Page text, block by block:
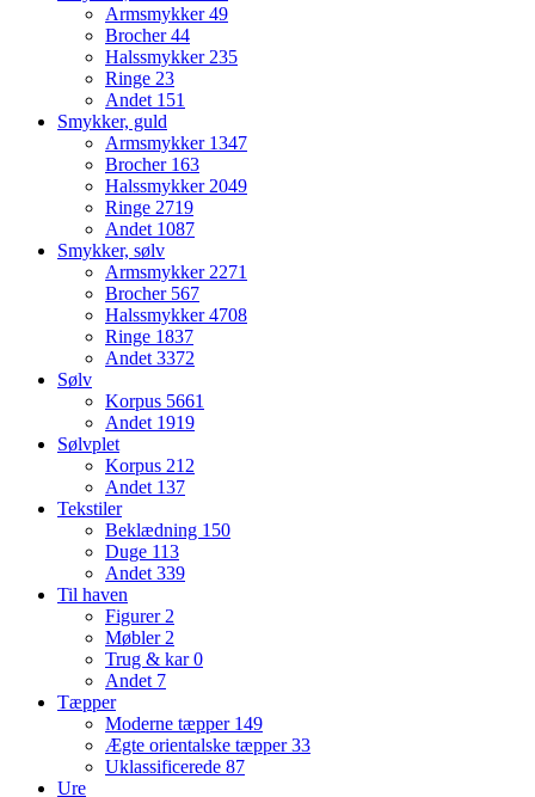
Armsmykker49
Brocher44
Halssmykker 235
Ringe 23
Andet 151
Smykker, guld
Armsmykker 1347
Brocher 163
Halssmykker 2049
Ringe 2719
Andet 1087
Smykker, sølv
Armsmykker 2271
Brocher 567
Halssmykker4708
Ringe 1837
Andet 3372
Sølv
Korpus 5661
Andet 1919
Sølvplet
Korpus 212
Andet 137
Tekstiler
Beklædning 150
Duge 113
Andet 339
Til haven
Figurer 2
Møbler 2
Trug & kar0
Andet 7
Tæpper
Moderne tæpper 149
Ægte orientalske tæpper33
Uklassificerede 87
Ure